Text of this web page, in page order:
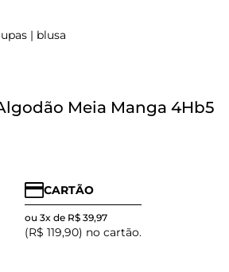
| blusa
Meia Manga 4Hb5
CARTÃO
ou 3x de R$ 39,97
(R$ 119,90) no cartão.